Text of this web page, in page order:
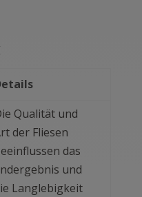
Qualität und
der Fliesen
das
und
Langlebigkeit